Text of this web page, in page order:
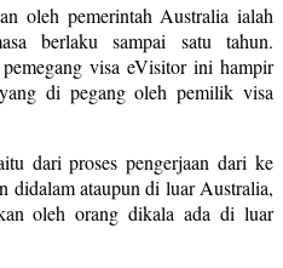
oleh pemerintah Australia ialah
berlaku sampai satu tahun.
visa eVisitor ini hampir
di pegang oleh pemilik visa
dari proses pengerjaan dari ke
didalam ataupun di luar Australia,
oleh orang dikala ada di luar